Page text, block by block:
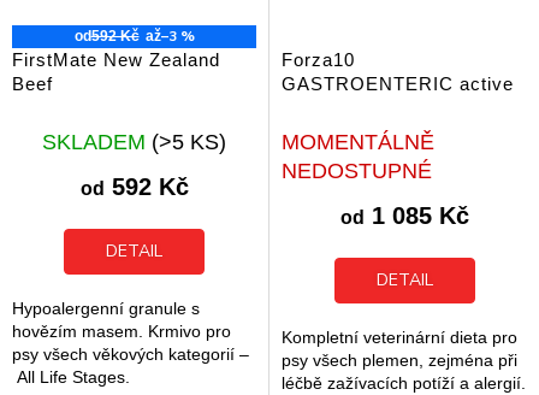
od592 Kč až–3 %
FirstMate New Zealand
Beef
SKLADEM (>5 KS)
od 592 Kč
DETAIL
Hypoalergenní granule s
hovězím masem. Krmivo pro
psy všech věkových kategorií –
All Life Stages.
Forza10
GASTROENTERIC active
MOMENTÁLNĚ
NEDOSTUPNÉ
od 1 085 Kč
DETAIL
Kompletní veterinární dieta pro
psy všech plemen, zejména při
léčbě zažívacích potíží a alergií.